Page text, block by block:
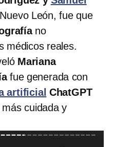
León, fue que
no
médicos reales.
Mariana
fue generada con
artificial ChatGPT
cuidada y